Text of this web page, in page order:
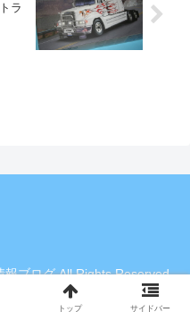
ラ
ブログ All Rights Reserved.
トップ サイドバー